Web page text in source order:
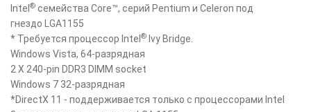
Intel ® семейства Core™, серий Pentium и Celeron под
гнездо LGA1155
* Требуется процессор Intel ® Ivy Bridge.
Windows Vista, 64-разрядная
2 X 240-pin DDR3 DIMM socket
Windows 7 32-разрядная
*DirectX 11 - поддерживается только с процессорами Intel